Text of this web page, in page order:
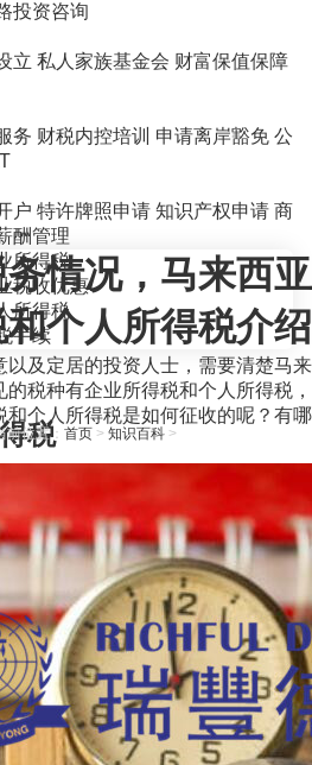
投资咨询
立 私人家族基金会 财富保值保障
务 财税内控培训 申请离岸豁免 公
户 特许牌照申请 知识产权申请 商
酬管理
前位置： 首页> 知识百科>
情况，马来西亚
个人所得税介绍
以及定居的投资人士，需要清楚马来
税种有企业所得税和个人所得税，
和个人所得税是如何征收的呢？有哪
所得税
税收优惠
所得税
手续
税